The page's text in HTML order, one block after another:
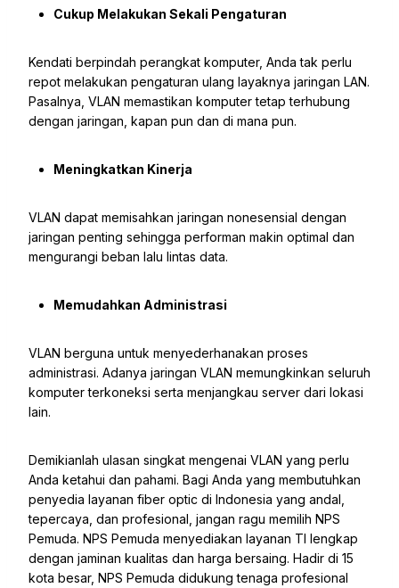
Cukup Melakukan Sekali Pengaturan
Kendati berpindah perangkat komputer, Anda tak perlu
repot melakukan pengaturan ulang layaknya jaringan LAN.
Pasalnya, VLAN memastikan komputer tetap terhubung
dengan jaringan, kapan pun dan di mana pun.
Meningkatkan Kinerja
VLAN dapat memisahkan jaringan nonesensial dengan
jaringan penting sehingga performan makin optimal dan
mengurangi beban lalu lintas data.
Memudahkan Administrasi
VLAN berguna untuk menyederhanakan proses
administrasi. Adanya jaringan VLAN memungkinkan seluruh
komputer terkoneksi serta menjangkau server dari lokasi
lain.
Demikianlah ulasan singkat mengenai VLAN yang perlu
Anda ketahui dan pahami. Bagi Anda yang membutuhkan
penyedia layanan fiber optic di Indonesia yang andal,
tepercaya, dan profesional, jangan ragu memilih NPS
Pemuda. NPS Pemuda menyediakan layanan TI lengkap
dengan jaminan kualitas dan harga bersaing. Hadir di 15
kota besar, NPS Pemuda didukung tenaga profesional